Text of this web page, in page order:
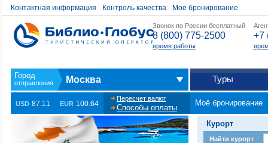
Контактная информация Контроль качества Моё бронирование
Звонок по России бесплатный
8 (800) 775-2500
время работы
+7
Москва Туры
USD 87.11 EUR 100.64
Пересчет валют
Способы оплаты
Моё бронирование
Курорт
Найти курорт